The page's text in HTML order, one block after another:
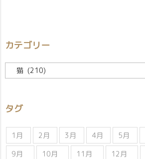
カテゴリー
テ
ー
タグ
1月 2月 3月 4月 5月
9月
10月 11月 12月